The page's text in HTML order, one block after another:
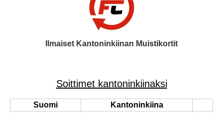
Ilmaiset Kantoninkiinan Muistikortit
Soittimet kantoninkiinaksi
Suomi
Kantoninkiina